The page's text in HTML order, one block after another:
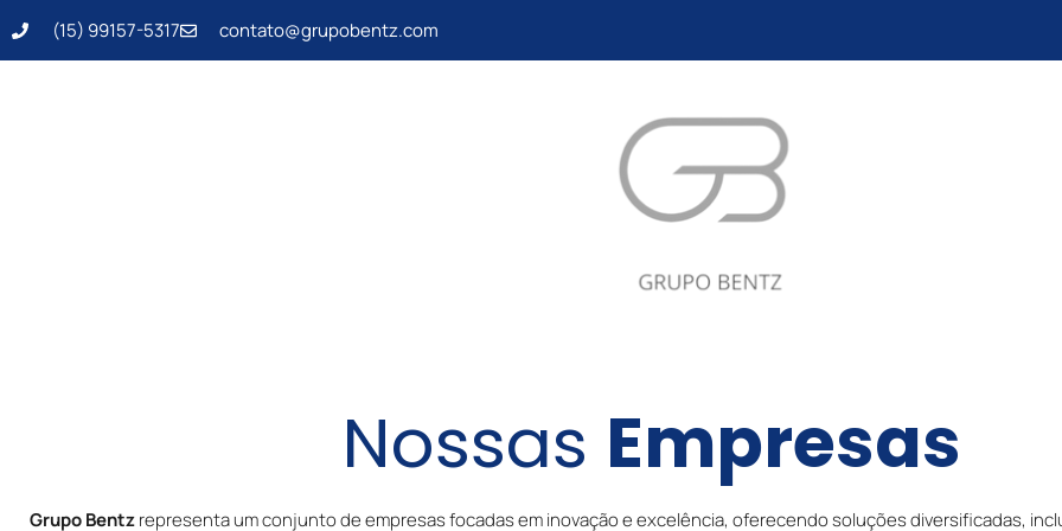
para
(15) 99157-5317 contato@grupobentz.com
Nossas Empresas
Grupo Bentzrepresenta um conjunto de empresas focadas em inovação e excelência, oferecendo soluções diversificadas,